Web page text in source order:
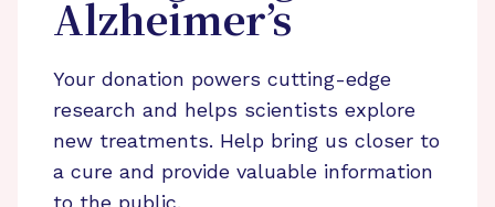
Alzheimer’s
Your donation powers cutting-edge
research and helps scientists explore
new treatments. Help bring us closer to
a cure and provide valuable information
to the public.